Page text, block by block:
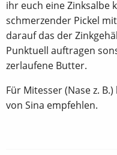
ihr euch eine Zinksalbe
schmerzender Pickel
darauf das der
Punktuell auftragen
zerlaufene Butter.
Für Mitesser (Nase z.
von Sina empfehlen.